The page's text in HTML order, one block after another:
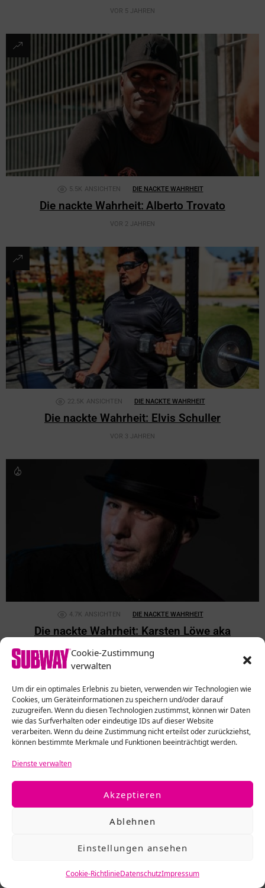
Cookie-Zustimmung
verwalten
Um dir ein optimales Erlebnis zu bieten, verwenden wir Technologien wie
Cookies, um Geräteinformationen zu speichern und/oder darauf
zuzugreifen. Wenn du diesen Technologien zustimmst, können wir Daten
wie das Surfverhalten oder eindeutige IDs auf dieser Website
verarbeiten. Wenn du deine Zustimmung nicht erteilst oder zurückziehst,
können bestimmte Merkmale und Funktionen beeinträchtigt werden.
Dienste verwalten
Akzeptieren
Ablehnen
Einstellungen ansehen
Cookie-RichtlinieDatenschutzImpressum
VOR 5 JAHREN
5.5K ANSICHTEN DIE NACKTE WAHRHEIT
Die nackte Wahrheit: Alberto Trovato
VOR 2 JAHREN
22.5K ANSICHTEN DIE NACKTE WAHRHEIT
Die nackte Wahrheit: Elvis Schuller
VOR 3 JAHREN
4.7K ANSICHTEN DIE NACKTE WAHRHEIT
Die nackte Wahrheit: Karsten Löwe aka
VOR 5 JAHREN
„Es sollte sich nicht wie eine Geschichtsstunde
anfühlen!“